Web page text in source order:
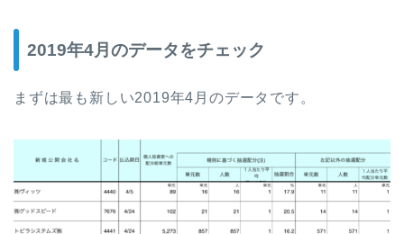
2019年4月のデータをチェック
まずは最も新しい2019年4月のデータです。